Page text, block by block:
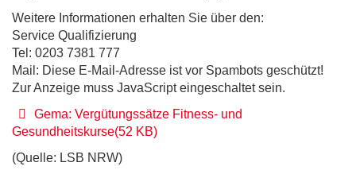
Weitere Informationen erhalten Sie über den:
Service Qualifizierung
Tel: 0203 7381 777
Mail: Diese E-Mail-Adresse ist vor Spambots geschützt!
Zur Anzeige muss JavaScript eingeschaltet sein.
pdf
Gema: Vergütungssätze Fitness- und
Gesundheitskurse(52 KB)
(Quelle: LSB NRW)